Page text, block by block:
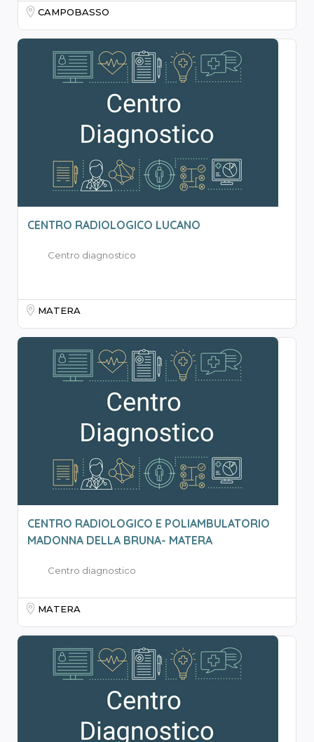
CAMPOBASSO
CENTRO RADIOLOGICO LUCANO
Centro diagnostico
MATERA
CENTRO RADIOLOGICO E POLIAMBULATORIO
MADONNA DELLA BRUNA- MATERA
Centro diagnostico
MATERA